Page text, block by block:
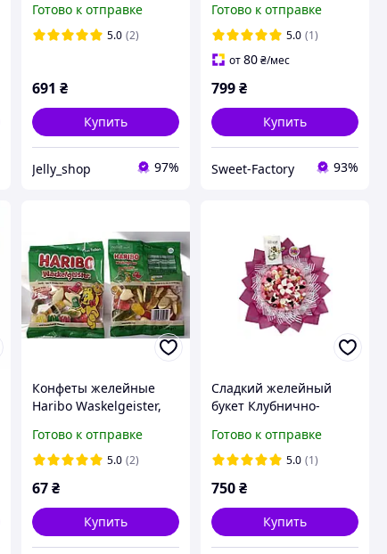
Готово к отправке
5.0 (2)
691 ₴
Купить
Jelly_shop 97%
Готово к отправке
5.0 (1)
от80₴/мес
799₴
Купить
Sweet-Factory 93%
Конфеты желейные
Haribo Waskelgeister,
Готово к отправке
5.0 (2)
67 ₴
Купить
Сладкий желейный
букет Клубнично-
наслаждение
Готово к отправке
5.0 (1)
750₴
Купить